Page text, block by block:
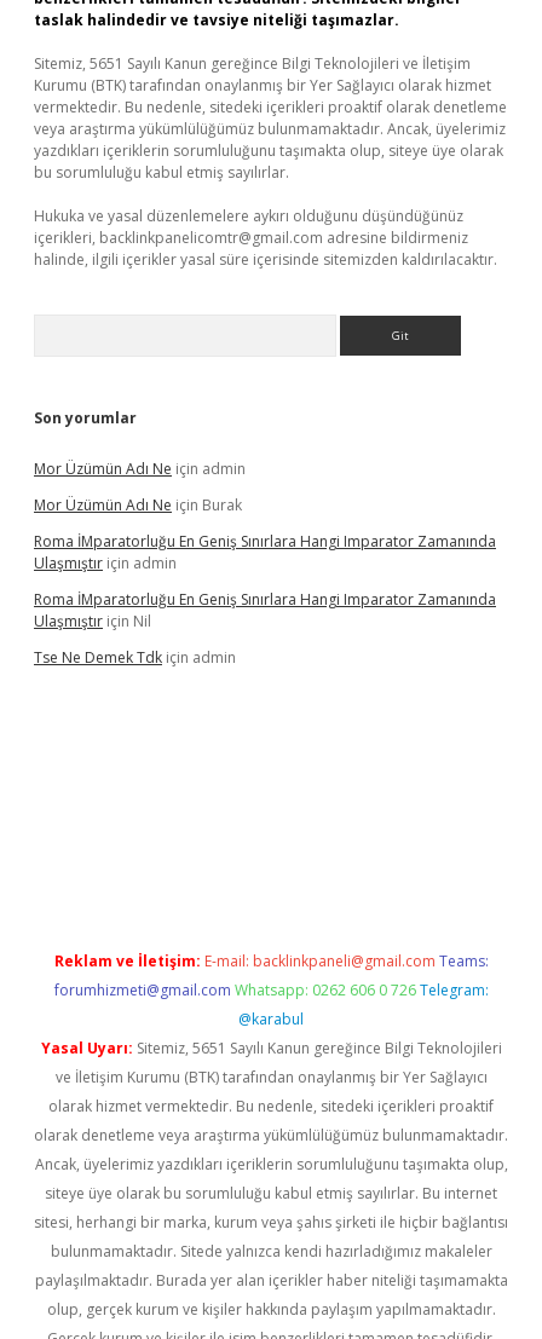
taslak halindedir ve tavsiye niteliği taşımazlar.
Sitemiz, 5651 Sayılı Kanun gereğince Bilgi Teknolojileri ve İletişim
Kurumu (BTK) tarafından onaylanmış bir Yer Sağlayıcı olarak hizmet
vermektedir. Bu nedenle, sitedeki içerikleri proaktif olarak denetleme
veya araştırma yükümlülüğümüz bulunmamaktadır. Ancak, üyelerimiz
yazdıkları içeriklerin sorumluluğunu taşımakta olup, siteye üye olarak
bu sorumluluğu kabul etmiş sayılırlar.
Hukuka ve yasal düzenlemelere aykırı olduğunu düşündüğünüz
içerikleri, backlinkpanelicomtr@gmail.com adresine bildirmeniz
halinde, ilgili içerikler yasal süre içerisinde sitemizden kaldırılacaktır.
Son yorumlar
Mor Üzümün Adı Ne için admin
Mor Üzümün Adı Ne için Burak
Roma İMparatorluğu En Geniş Sınırlara Hangi Imparator Zamanında
Ulaşmıştır için admin
Roma İMparatorluğu En Geniş Sınırlara Hangi Imparator Zamanında
Ulaşmıştır için Nil
Tse Ne Demek Tdk için admin
Reklam ve İletişim: E-mail: backlinkpaneli@gmail.com Teams:
forumhizmeti@gmail.com Whatsapp: 0262 606 0 726 Telegram:
@karabul
Yasal Uyarı: Sitemiz, 5651 Sayılı Kanun gereğince Bilgi Teknolojileri
ve İletişim Kurumu (BTK) tarafından onaylanmış bir Yer Sağlayıcı
olarak hizmet vermektedir. Bu nedenle, sitedeki içerikleri proaktif
olarak denetleme veya araştırma yükümlülüğümüz bulunmamaktadır.
Ancak, üyelerimiz yazdıkları içeriklerin sorumluluğunu taşımakta olup,
siteye üye olarak bu sorumluluğu kabul etmiş sayılırlar. Bu internet
sitesi, herhangi bir marka, kurum veya şahıs şirketi ile hiçbir bağlantısı
bulunmamaktadır. Sitede yalnızca kendi hazırladığımız makaleler
paylaşılmaktadır. Burada yer alan içerikler haber niteliği taşımamakta
olup, gerçek kurum ve kişiler hakkında paylaşım yapılmamaktadır.